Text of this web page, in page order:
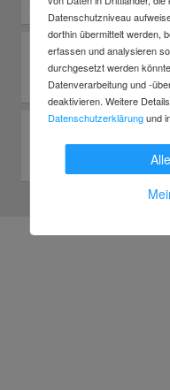
Datenschutzniveau
dorthin übermittelt werden,
erfassen und analysieren
durchgesetzt werden
Datenverarbeitung und -
deaktivieren. Weitere
Datenschutzerklärungund